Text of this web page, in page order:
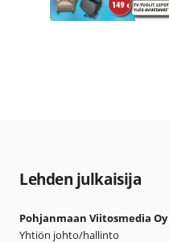
Lehden julkaisija
Pohjanmaan Viitosmedia Oy
Yhtiön johto/hallinto